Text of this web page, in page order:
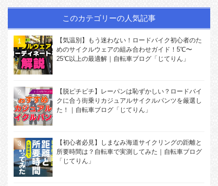
このカテゴリーの人気記事
【気温別】もう迷わない！ロードバイク初心者のた
めのサイクルウェアの組み合わせガイド！5℃〜
25℃以上の最適解｜自転車ブログ「じてりん」
【脱ピチピチ】レーパンは恥ずかしい？ロードバイ
クに合う街乗りカジュアルサイクルパンツを厳選し
た！｜自転車ブログ「じてりん」
【初心者必見】しまなみ海道サイクリングの距離と
所要時間は？自転車で実測してみた｜自転車ブログ
「じてりん」